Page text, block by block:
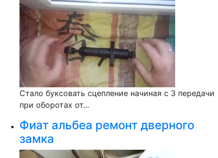
Стало буксовать сцепление начиная с 3 передачи
при оборотах от...
Фиат альбеа ремонт дверного
замка